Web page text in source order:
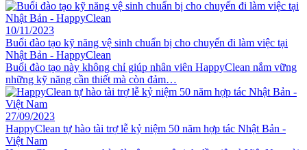
10/11/2023
Buổi đào tạo kỹ năng vệ sinh chuẩn bị cho chuyến đi làm việc tại
Nhật Bản - HappyClean
Buổi đào tạo này không chỉ giúp nhân viên HappyClean nắm vững
những kỹ năng cần thiết mà còn đảm…
27/09/2023
HappyClean tự hào tài trợ lễ kỷ niệm 50 năm hợp tác Nhật Bản -
Việt Nam